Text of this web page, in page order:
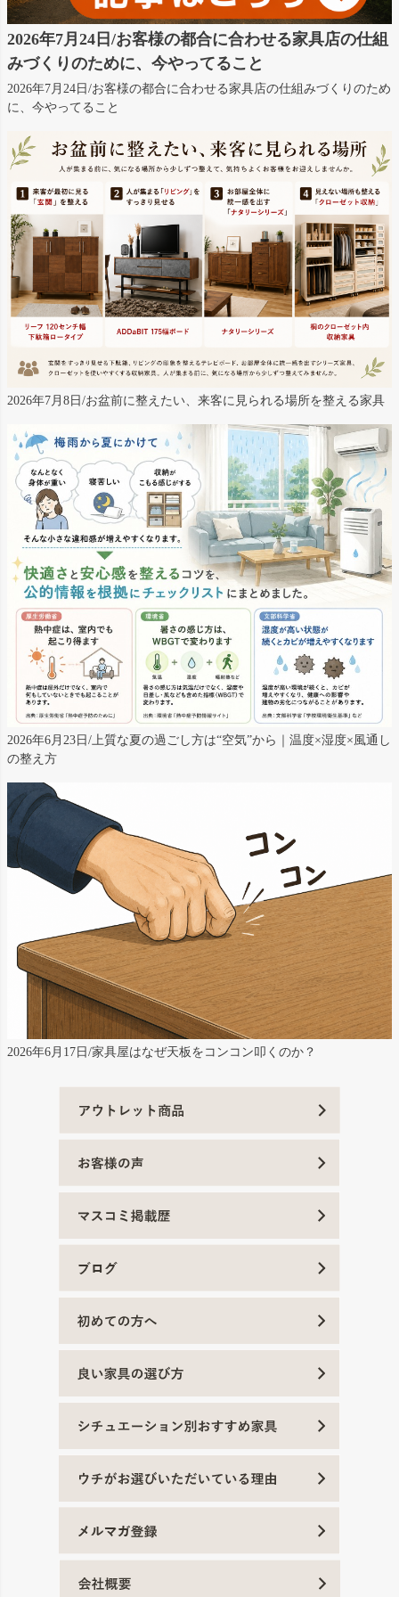
2026年7月24日/お客様の都合に合わせる家具店の仕組
みづくりのために、今やってること
2026年7月24日/お客様の都合に合わせる家具店の仕組みづくりのため
に、今やってること
2026年7月8日/お盆前に整えたい、来客に見られる場所を整える家具
2026年6月23日/上質な夏の過ごし方は“空気”から｜温度×湿度×風通し
の整え方
2026年6月17日/家具屋はなぜ天板をコンコン叩くのか？